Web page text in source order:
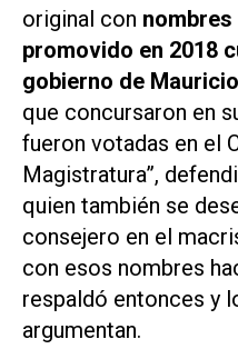
original con nombres
promovido en 2018
gobierno de
que concursaron en
fueron votadas en el
Magistratura”,
quien también se
consejero en el
con esos nombres
respaldó entonces y
argumentan.